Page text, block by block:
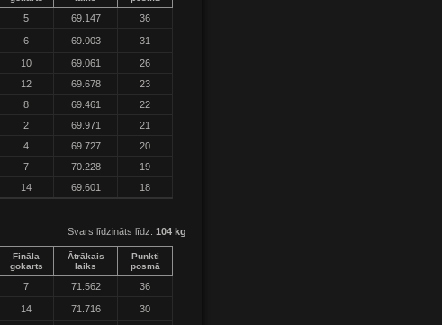
5 69.147 36
6 69.003 31
10 69.061
26
12 69.678
23
8 69.461
22
2 69.971
21
4 69.727
20
7 70.228
19
14 69.601 18
Svars līdzināts līdz: 104 kg
Fināla
gokarts
Ātrākais
laiks
Punkti
posmā
7 71.562 36
14 71.716 30